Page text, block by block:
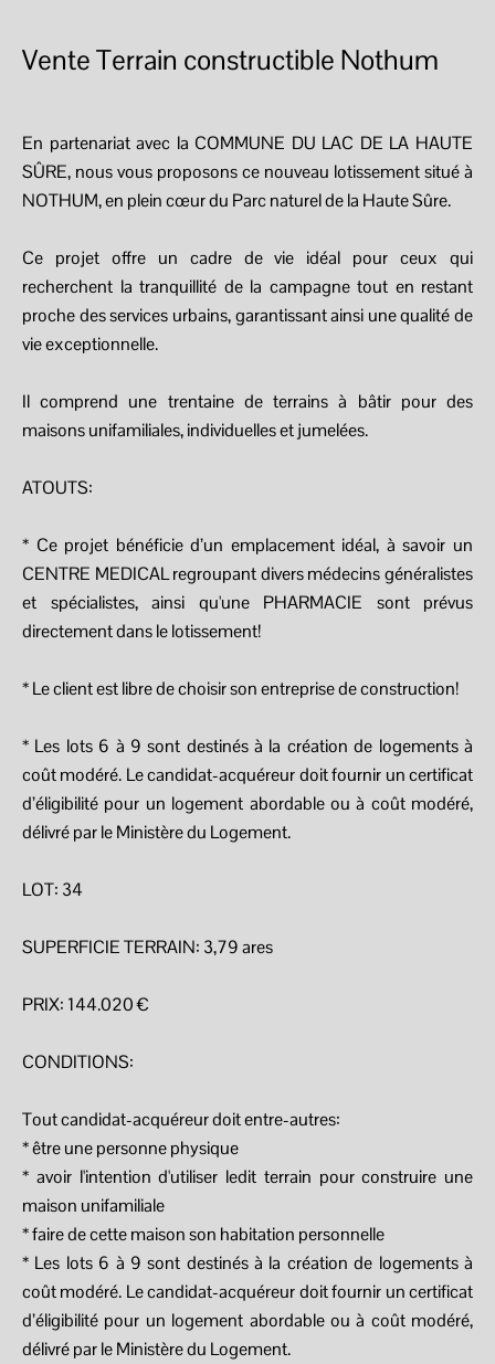
Vente Terrain constructible Nothum
En partenariat avec la COMMUNE DU LAC DE LA HAUTE
SÛRE, nous vous proposons ce nouveau lotissement situé à
NOTHUM, en plein cœur du Parc naturel de la Haute Sûre.
Ce projet offre un cadre de vie idéal pour ceux qui
recherchent la tranquillité de la campagne tout en restant
proche des services urbains, garantissant ainsi une qualité de
vie exceptionnelle.
Il comprend une trentaine de terrains à bâtir pour des
maisons unifamiliales, individuelles et jumelées.
ATOUTS:
* Ce projet bénéficie d’un emplacement idéal, à savoir un
CENTRE MEDICAL regroupant divers médecins généralistes
et spécialistes, ainsi qu'une PHARMACIE sont prévus
directement dans le lotissement!
* Le client est libre de choisir son entreprise de construction!
* Les lots 6 à 9 sont destinés à la création de logements à
coût modéré. Le candidat-acquéreur doit fournir un certificat
d’éligibilité pour un logement abordable ou à coût modéré,
délivré par le Ministère du Logement.
LOT: 34
SUPERFICIE TERRAIN: 3,79 ares
PRIX: 144.020 €
CONDITIONS:
Tout candidat-acquéreur doit entre-autres:
* être une personne physique
* avoir l'intention d'utiliser ledit terrain pour construire une
maison unifamiliale
* faire de cette maison son habitation personnelle
* Les lots 6 à 9 sont destinés à la création de logements à
coût modéré. Le candidat-acquéreur doit fournir un certificat
d’éligibilité pour un logement abordable ou à coût modéré,
délivré par le Ministère du Logement.